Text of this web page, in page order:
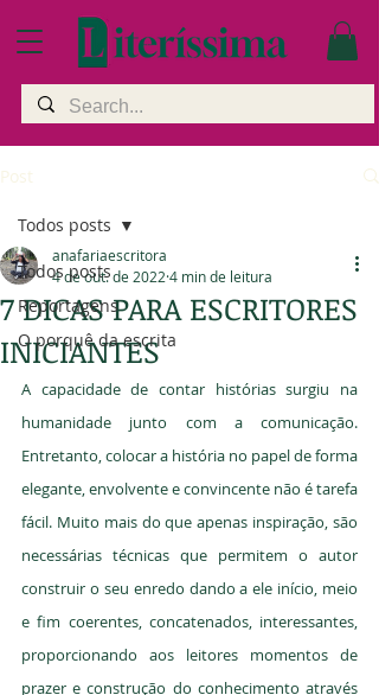
Post
Todos posts
Reportagens
O porquê da escrita
Todos posts
7 DICAS PARA ESCRITORES
INICIANTES
anafariaescritora
4 de out. de 20224 min de leitura
A capacidade de contar histórias surgiu na
humanidade junto com a comunicação.
Entretanto, colocar a história no papel de forma
elegante, envolvente e convincente não é tarefa
fácil. Muito mais do que apenas inspiração, são
necessárias técnicas que permitem o autor
construir o seu enredo dando a ele início, meio
e fim coerentes, concatenados, interessantes,
proporcionando aos leitores momentos de
prazer e construção do conhecimento através